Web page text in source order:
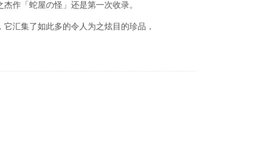
作「蛇屋の怪」还是第一次收录。
汇集了如此多的令人为之炫目的珍品，